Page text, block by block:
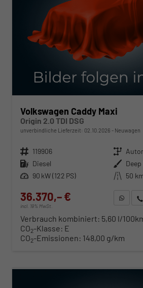
Volkswagen Caddy Maxi
Origin 2.0 TDI DSG
unverbindliche Lieferzeit: 02.10.2026 Neuwagen
Fahrzeugnr. 119906 Getriebe
Kraftstoff Diesel Außenfarbe
Leistung 90 kW (122 PS) Kilometerstand 50
36.370,– €
incl. 19% MwSt.
Verbrauch kombiniert: 5,60 l/
CO2-Klasse: E
CO2-Emissionen: 148,00 g/km